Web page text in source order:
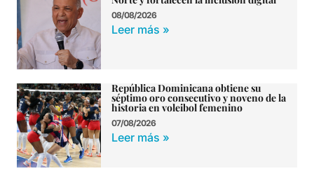
08/08/2026
Leer más »
República Dominicana obtiene su
séptimo oro consecutivo y noveno de la
historia en voleibol femenino
07/08/2026
Leer más »